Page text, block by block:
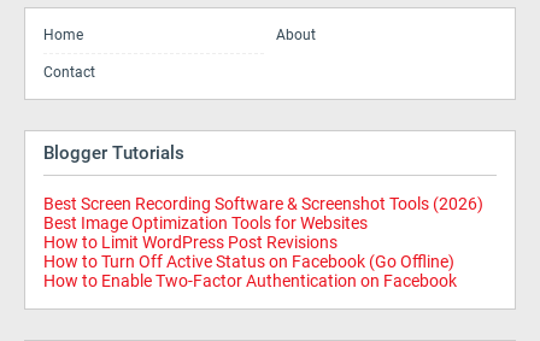
Home About
Contact
Blogger Tutorials
Best Screen Recording Software & Screenshot Tools (2026)
Best Image Optimization Tools for Websites
How to Limit WordPress Post Revisions
How to Turn Off Active Status on Facebook (Go Offline)
How to Enable Two-Factor Authentication on Facebook